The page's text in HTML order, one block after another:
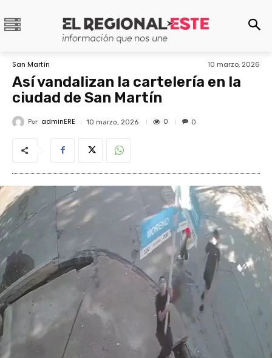
San Martín 10 marzo, 2026
Así vandalizan la cartelería en la
ciudad de San Martín
Por adminERE 10 marzo, 2026 0 0